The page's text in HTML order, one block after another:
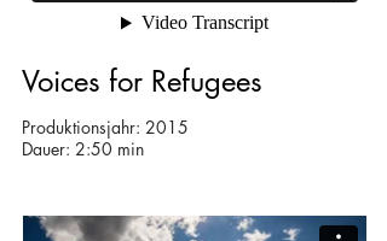
Voices for Refugees
Produktionsjahr: 2015
Dauer: 2:50 min